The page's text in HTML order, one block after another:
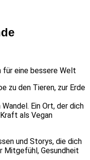
für eine bessere Welt
zu den Tieren, zur Erde
Ein Ort, der dich
als Vegan
und Storys, die dich
Mitgefühl, Gesundheit